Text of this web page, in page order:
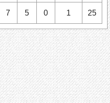
7 5 0 1 25